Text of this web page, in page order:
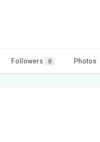
Followers 8 Photos